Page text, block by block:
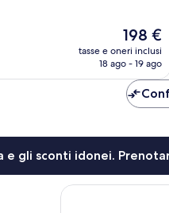
Il
prezzo
attuale
198 €
198 €
tasse e oneri inclusi
18 ago - 19 ago
e gli sconti idonei.